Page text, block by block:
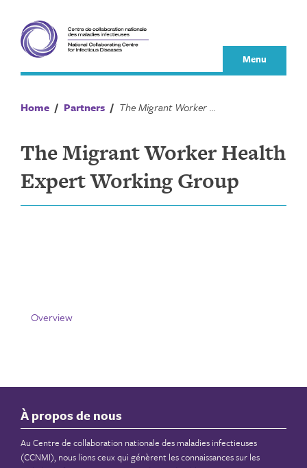
content
Menu
Home / Partners / The Migrant Worker Health Expert Working Group
The Migrant Worker Health
Expert Working Group
Overview
À propos de nous
Au Centre de collaboration nationale des maladies infectieuses
(CCNMI), nous lions ceux qui génèrent les connaissances sur les